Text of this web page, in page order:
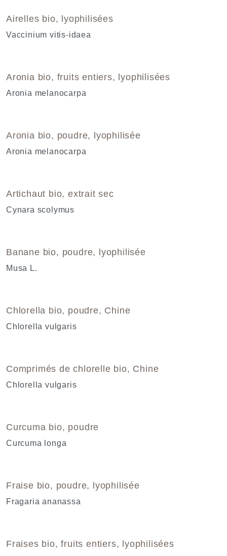
Airelles bio, lyophilisées
Vaccinium vitis-idaea
Aronia bio, fruits entiers, lyophilisées
Aronia melanocarpa
Aronia bio, poudre, lyophilisée
Aronia melanocarpa
Artichaut bio, extrait sec
Cynara scolymus
Banane bio, poudre, lyophilisée
Musa L.
Chlorella bio, poudre, Chine
Chlorella vulgaris
Comprimés de chlorelle bio, Chine
Chlorella vulgaris
Curcuma bio, poudre
Curcuma longa
Fraise bio, poudre, lyophilisée
Fragaria ananassa
Fraises bio, fruits entiers, lyophilisées